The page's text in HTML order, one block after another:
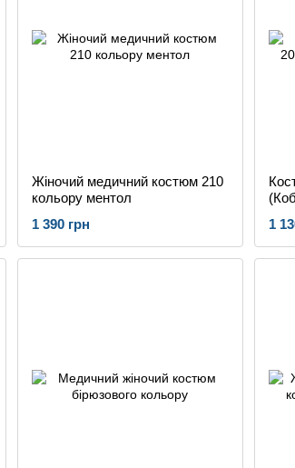
Жіночий медичний костюм 210
кольору ментол
1 390 грн
1